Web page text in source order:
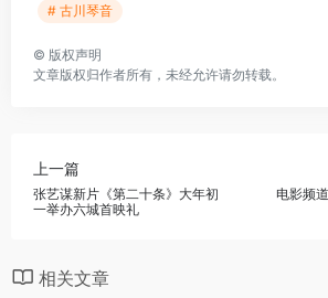
# 古川琴音
© 版权声明
文章版权归作者所有，未经允许请勿转载。
上一篇
张艺谋新片《第二十条》大年初
一举办六城首映礼
电影频
相关文章